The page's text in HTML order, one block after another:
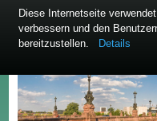
Diese Internetseite
verbessern und den
bereitzustellen.
Details